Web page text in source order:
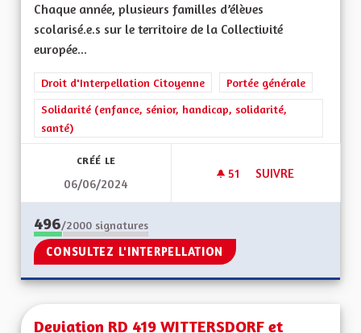
Chaque année, plusieurs familles d’élèves
scolarisé.e.s sur le territoire de la Collectivité
europée...
Droit d'Interpellation Citoyenne
Portée générale
Solidarité (enfance, sénior, handicap, solidarité,
santé)
CRÉÉ LE
06/06/2024
51 51 ABONNÉS
SUIVRE
496/2000 signatures
CONSULTEZ L'INTERPELLATION
Deviation RD 419 WITTERSDORF et